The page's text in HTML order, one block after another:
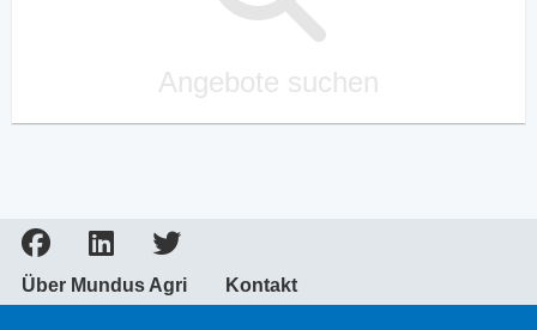
Angebote suchen
Über Mundus Agri Kontakt